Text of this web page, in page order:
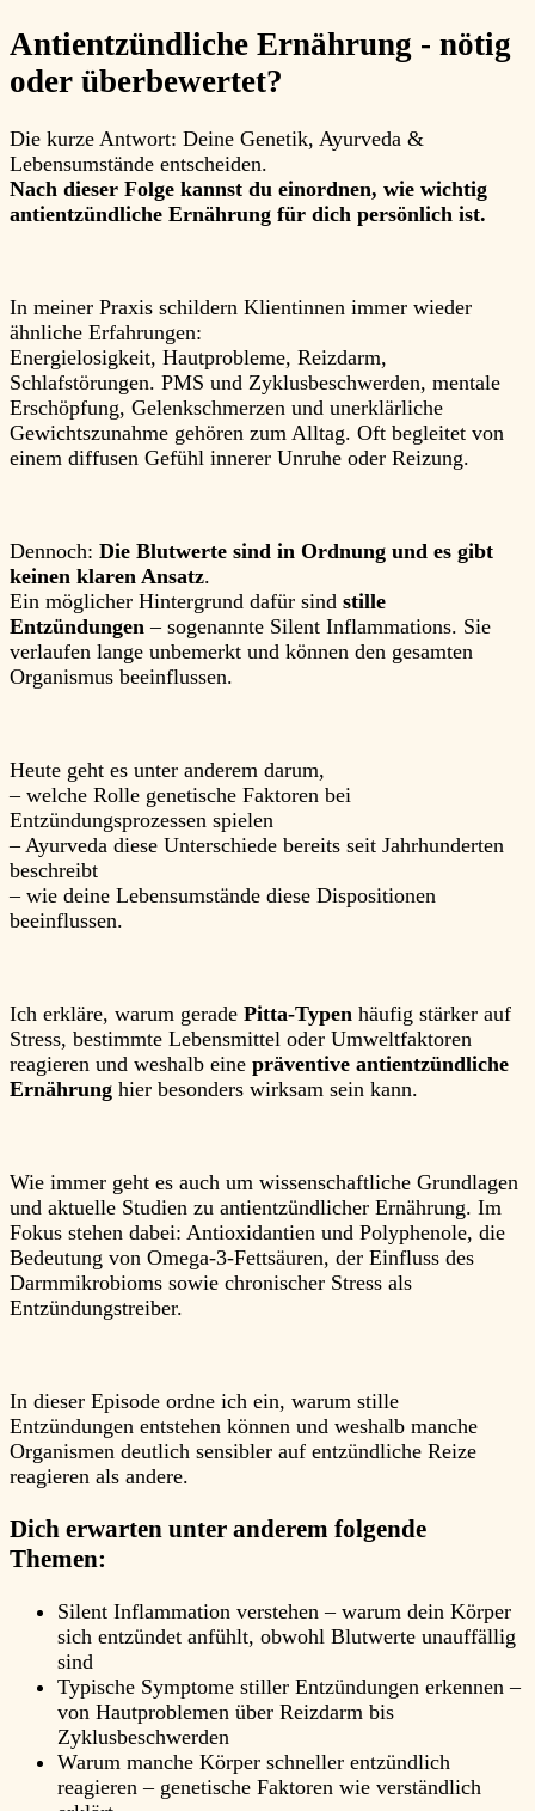
Antientzündliche Ernährung - nötig
oder überbewertet?
Die kurze Antwort: Deine Genetik, Ayurveda &
Lebensumstände entscheiden.
Nach dieser Folge kannst du einordnen, wie wichtig
antientzündliche Ernährung für dich persönlich ist.
In meiner Praxis schildern Klientinnen immer wieder
ähnliche Erfahrungen:
Energielosigkeit, Hautprobleme, Reizdarm,
Schlafstörungen. PMS und Zyklusbeschwerden, mentale
Erschöpfung, Gelenkschmerzen und unerklärliche
Gewichtszunahme gehören zum Alltag. Oft begleitet von
einem diffusen Gefühl innerer Unruhe oder Reizung.
Dennoch: Die Blutwerte sind in Ordnung und es gibt
keinen klaren Ansatz.
Ein möglicher Hintergrund dafür sind stille
Entzündungen – sogenannte Silent Inflammations. Sie
verlaufen lange unbemerkt und können den gesamten
Organismus beeinflussen.
Heute geht es unter anderem darum,
– welche Rolle genetische Faktoren bei
Entzündungsprozessen spielen
– Ayurveda diese Unterschiede bereits seit Jahrhunderten
beschreibt
– wie deine Lebensumstände diese Dispositionen
beeinflussen.
Ich erkläre, warum gerade Pitta-Typen häufig stärker auf
Stress, bestimmte Lebensmittel oder Umweltfaktoren
reagieren und weshalb eine präventive antientzündliche
Ernährung hier besonders wirksam sein kann.
Wie immer geht es auch um wissenschaftliche Grundlagen
und aktuelle Studien zu antientzündlicher Ernährung. Im
Fokus stehen dabei: Antioxidantien und Polyphenole, die
Bedeutung von Omega-3-Fettsäuren, der Einfluss des
Darmmikrobioms sowie chronischer Stress als
Entzündungstreiber.
In dieser Episode ordne ich ein, warum stille
Entzündungen entstehen können und weshalb manche
Organismen deutlich sensibler auf entzündliche Reize
reagieren als andere.
Dich erwarten unter anderem folgende
Themen:
Silent Inflammation verstehen – warum dein Körper
sich entzündet anfühlt, obwohl Blutwerte unauffällig
sind
Typische Symptome stiller Entzündungen erkennen –
von Hautproblemen über Reizdarm bis
Zyklusbeschwerden
Warum manche Körper schneller entzündlich
reagieren – genetische Faktoren wie verständlich